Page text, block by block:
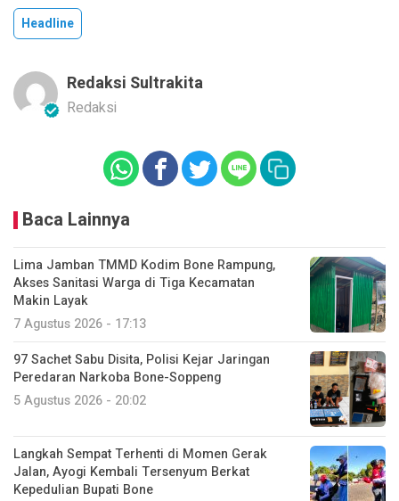
Headline
Redaksi Sultrakita
Redaksi
Baca Lainnya
Lima Jamban TMMD Kodim Bone Rampung,
Akses Sanitasi Warga di Tiga Kecamatan
Makin Layak
7 Agustus 2026 - 17:13
97 Sachet Sabu Disita, Polisi Kejar Jaringan
Peredaran Narkoba Bone-Soppeng
5 Agustus 2026 - 20:02
Langkah Sempat Terhenti di Momen Gerak
Jalan, Ayogi Kembali Tersenyum Berkat
Kepedulian Bupati Bone